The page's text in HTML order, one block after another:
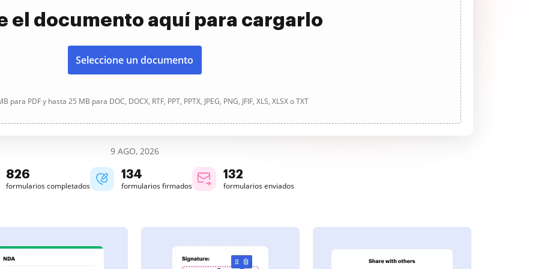
el documento aquí para cargarlo
Seleccione un documento
para PDF y hasta 25 MB para DOC, DOCX, RTF, PPT, PPTX, JPEG, PNG, JFIF, XLS, XLSX o TXT
9 AGO, 2026
826
formularios completados
134
formularios firmados
132
formularios enviados